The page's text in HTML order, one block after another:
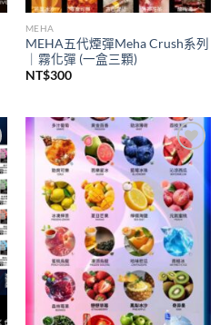
MEHA
MEHA五代煙彈Meha Crush系列
｜霧化彈 (一盒三顆)
NT$300
Add to
wishlist